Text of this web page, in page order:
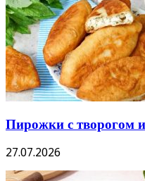
Пирожки с творогом
27.07.2026